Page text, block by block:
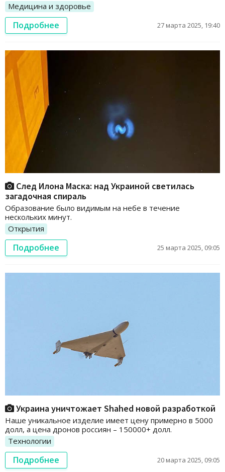
Медицина и здоровье
Подробнее 27 марта 2025, 19:40
След Илона Маска: над Украиной светилась
загадочная спираль
Образование было видимым на небе в течение
нескольких минут.
Открытия
Подробнее 25 марта 2025, 09:05
Украина уничтожает Shahed новой разработкой
Наше уникальное изделие имеет цену примерно в 5000
долл, а цена дронов россиян – 150000+ долл.
Технологии
Подробнее 20 марта 2025, 09:05